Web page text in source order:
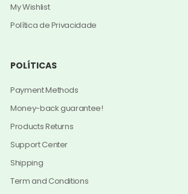
My Wishlist
Política de Privacidade
POLÍTICAS
Payment Methods
Money-back guarantee!
Products Returns
Support Center
Shipping
Term and Conditions